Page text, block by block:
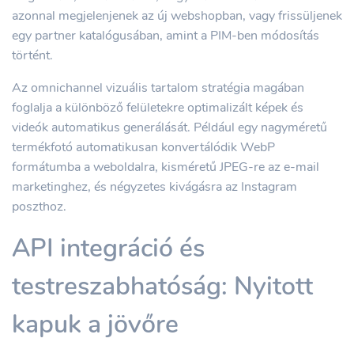
azonnal megjelenjenek az új webshopban, vagy frissüljenek
egy partner katalógusában, amint a PIM-ben módosítás
történt.
Az omnichannel vizuális tartalom stratégia magában
foglalja a különböző felületekre optimalizált képek és
videók automatikus generálását. Például egy nagyméretű
termékfotó automatikusan konvertálódik WebP
formátumba a weboldalra, kisméretű JPEG-re az e-mail
marketinghez, és négyzetes kivágásra az Instagram
poszthoz.
API integráció és
testreszabhatóság: Nyitott
kapuk a jövőre